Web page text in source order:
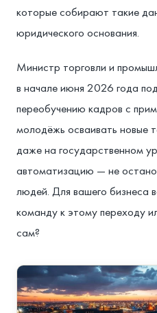
которые собирают такие
юридического основания.
Министр торговли и
в начале июня 2026 года
переобучению кадров с
молодёжь осваивать новые
даже на государственном
автоматизацию — не
людей. Для вашего бизнеса
команду к этому переходу
сам?